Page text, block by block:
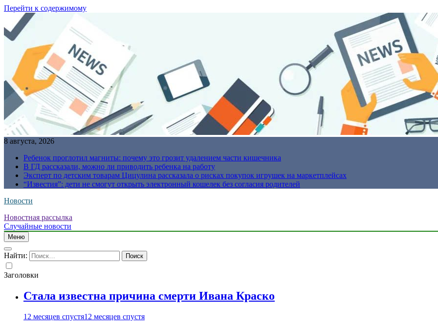
Перейти к содержимому
8 августа, 2026
Ребенок проглотил магниты: почему это грозит удалением части кишечника
В ГД рассказали, можно ли приводить ребенка на работу
Эксперт по детским товарам Цицулина рассказала о рисках покупок игрушек на маркетплейсах
“Известия”: дети не смогут открыть электронный кошелек без согласия родителей
Новости
Новостная рассылка
Случайные новости
Меню
Найти:
Заголовки
Стала известна причина смерти Ивана Краско
12 месяцев спустя12 месяцев спустя